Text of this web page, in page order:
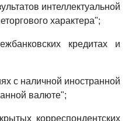
интеллектуальной
характера";
кредитах и
с наличной иностранной
валюте";
корреспондентских